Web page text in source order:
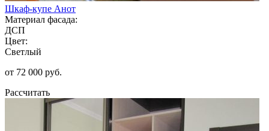
Шкаф-купе Анот
Материал фасада:
ДСП
Цвет:
Светлый
от 72 000 руб.
Рассчитать